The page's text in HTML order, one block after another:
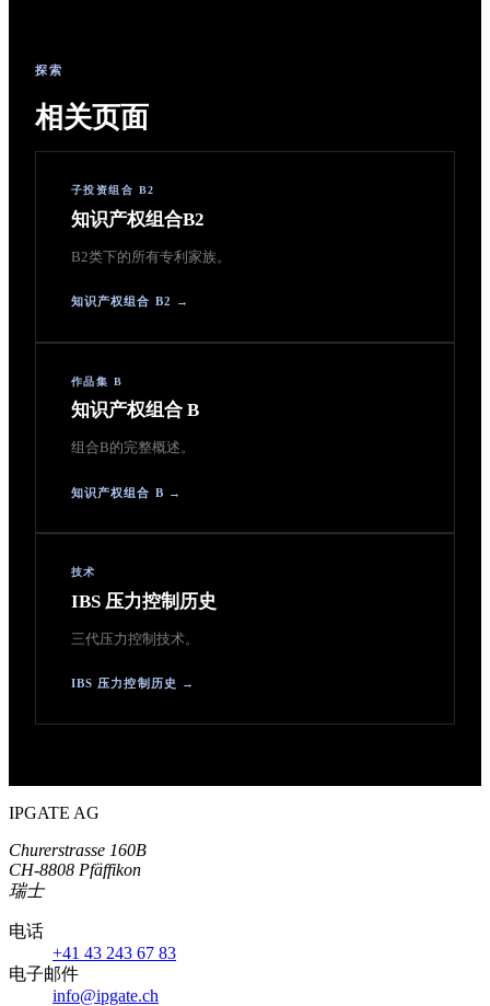
探索
相关页面
子投资组合 B2
知识产权组合B2
B2类下的所有专利家族。
知识产权组合 B2 →
作品集 B
知识产权组合 B
组合B的完整概述。
知识产权组合 B →
技术
IBS 压力控制历史
三代压力控制技术。
IBS 压力控制历史 →
IPGATE AG
Churerstrasse 160B
CH-8808 Pfäffikon
瑞士
电话
+41 43 243 67 83
电子邮件
info@ipgate.ch